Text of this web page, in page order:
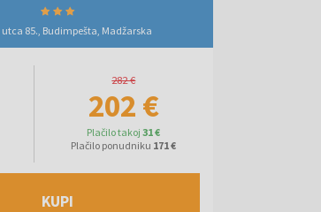
utca 85., Budimpešta, Madžarska
282 €
202 €
Plačilo takoj 31 €
Plačilo ponudniku 171 €
KUPI